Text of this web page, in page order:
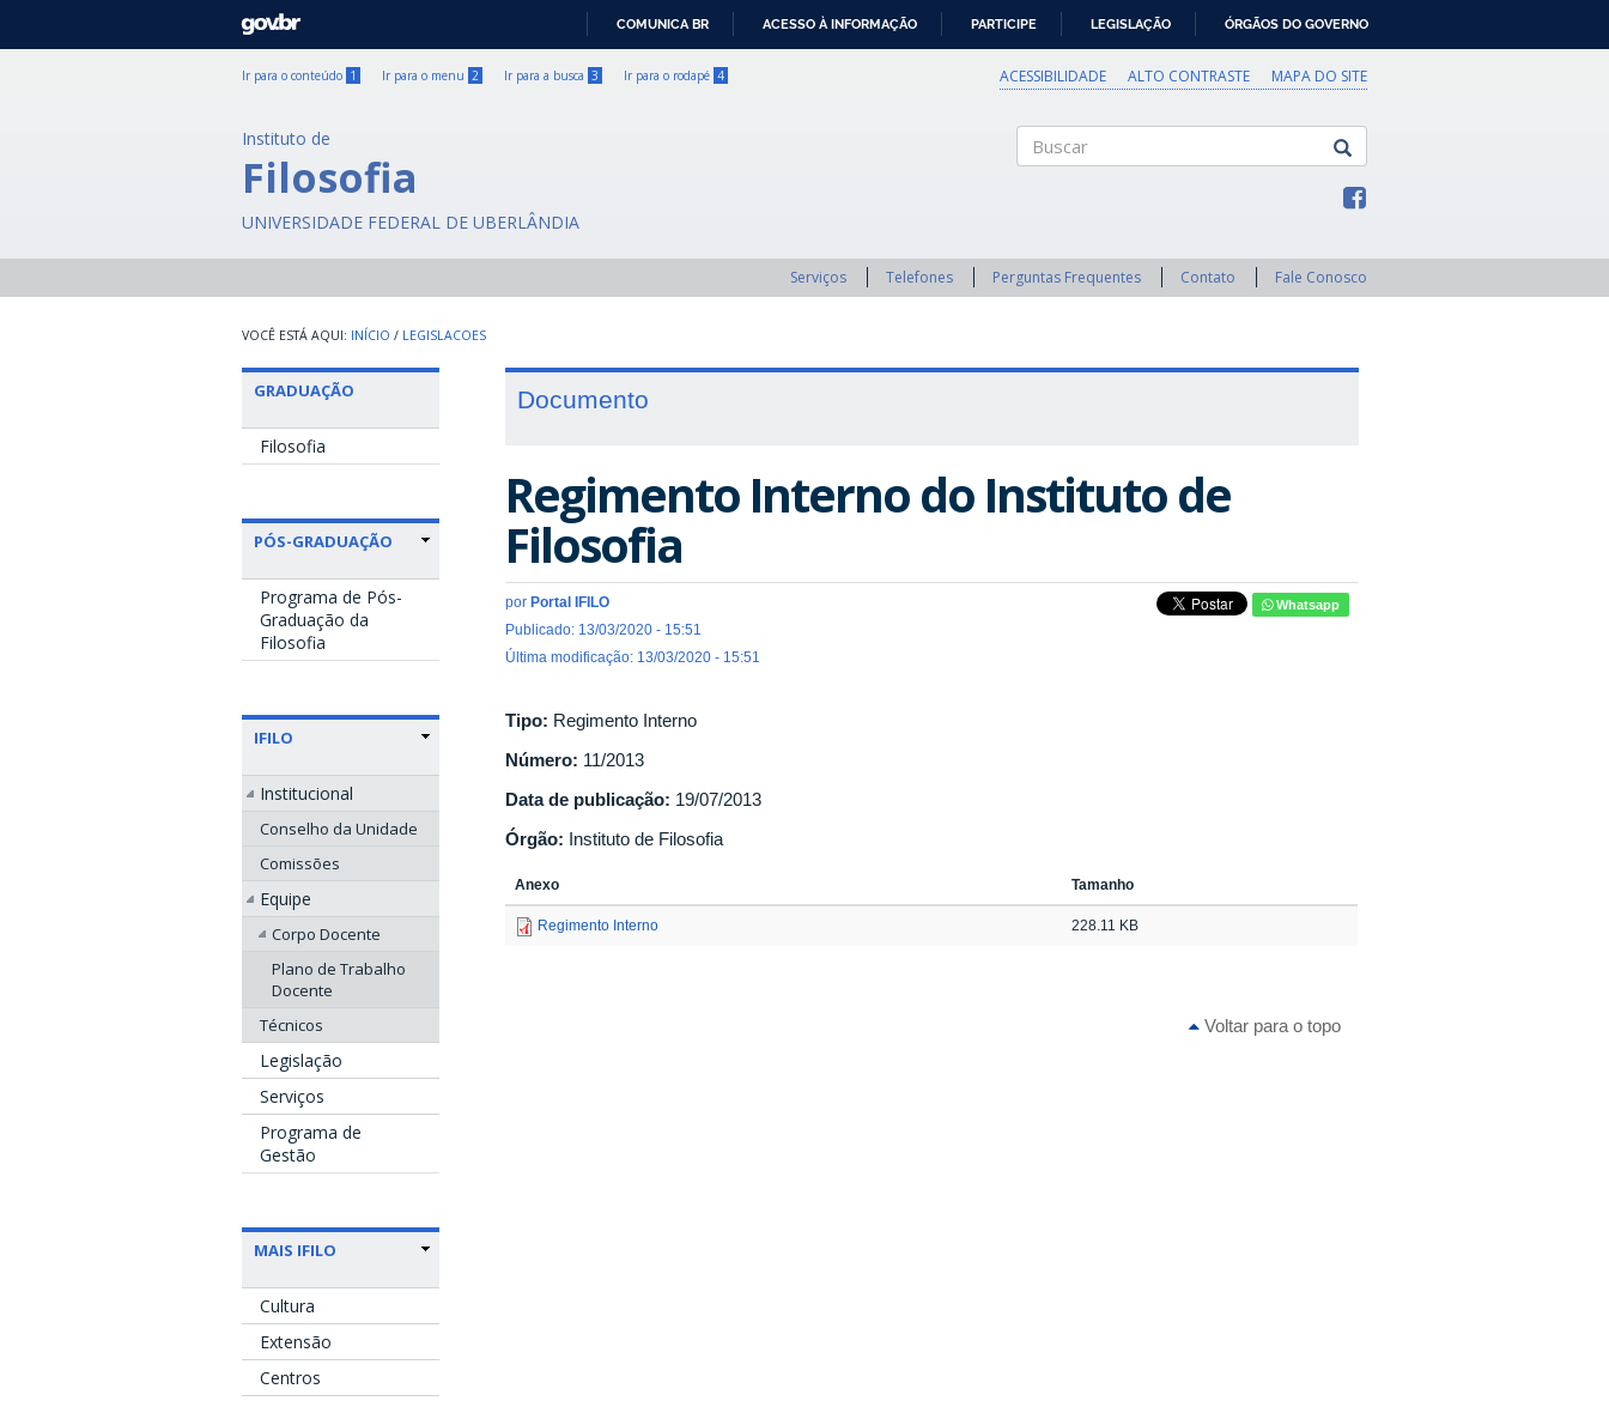
GOVBR
COMUNICA BR ACESSO À INFORMAÇÃO PARTICIPE LEGISLAÇÃO ÓRGÃOS DO GOVERNO
Ir para o conteúdo 1 Ir para o menu 2 Ir para a busca 3 Ir para o rodapé 4 ACESSIBILIDADE ALTO CONTRASTE MAPA DO SITE
Instituto de
Filosofia
UNIVERSIDADE FEDERAL DE UBERLÂNDIA
Serviços Telefones Perguntas Frequentes Contato Fale Conosco
INÍCIO / LEGISLACOES
GRADUAÇÃO
Filosofia
PÓS-GRADUAÇÃO
Programa de Pós-
Graduação da
Filosofia
IFILO
Institucional
Conselho da Unidade
Comissões
Equipe
Corpo Docente
Plano de Trabalho
Docente
Técnicos
Legislação
Serviços
Programa de
Gestão
MAIS IFILO
Cultura
Extensão
Centros
Documento
Regimento Interno do Instituto de
Filosofia
por Portal IFILO
Publicado: 13/03/2020 - 15:51
Última modificação: 13/03/2020 - 15:51
Whatsapp
Tipo: Regimento Interno
Número: 11/2013
Data de publicação: 19/07/2013
Órgão: Instituto de Filosofia
Anexo Tamanho
Regimento Interno 228.11 KB
Voltar para o topo